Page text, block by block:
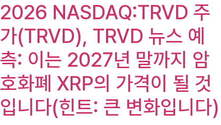
2026 NASDAQ:TRVD 주
가(TRVD), TRVD 뉴스 예
측: 이는 2027년 말까지 암
호화폐 XRP의 가격이 될 것
입니다(힌트: 큰 변화입니다)